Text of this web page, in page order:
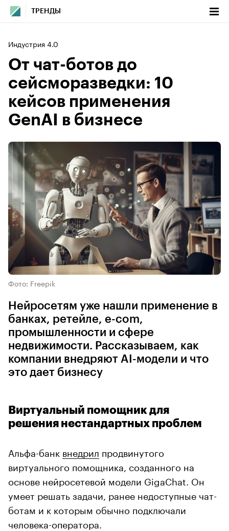
ТРЕНДЫ
Индустрия 4.0
От чат-ботов до
сейсморазведки: 10
кейсов применения
GenAI в бизнесе
Фото: Freepik
Нейросетям уже нашли применение в
банках, ретейле, e-com,
промышленности и сфере
недвижимости. Рассказываем, как
компании внедряют AI-модели и что
это дает бизнесу
Виртуальный помощник для
решения нестандартных проблем
Альфа-банк внедрил продвинутого
виртуального помощника, созданного на
основе нейросетевой модели GigaChat. Он
умеет решать задачи, ранее недоступные чат-
ботам и к которым обычно подключали
человека-оператора.